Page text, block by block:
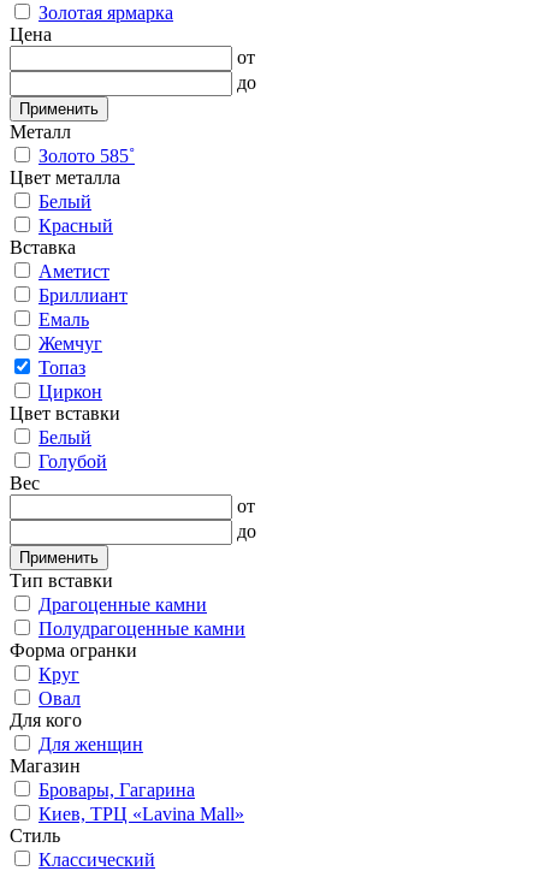
Золотая ярмарка
Цена
от
до
Применить
Металл
Золото 585˚
Цвет металла
Белый
Красный
Вставка
Аметист
Бриллиант
Емаль
Жемчуг
Топаз
Циркон
Цвет вставки
Белый
Голубой
Вес
от
до
Применить
Тип вставки
Драгоценные камни
Полудрагоценные камни
Форма огранки
Круг
Овал
Для кого
Для женщин
Магазин
Бровары, Гагарина
Киев, ТРЦ «Lavina Mall»
Стиль
Классический